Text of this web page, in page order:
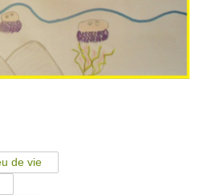
de vie